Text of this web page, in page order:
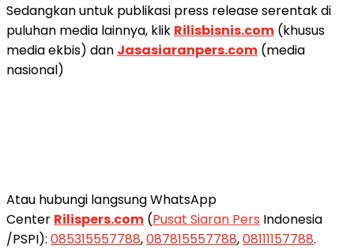
Sedangkan untuk publikasi press release serentak di
puluhan media lainnya, klik Rilisbisnis.com (khusus
media ekbis) dan Jasasiaranpers.com (media
nasional)
Atau hubungi langsung WhatsApp
Center Rilispers.com (Pusat Siaran Pers Indonesia
/PSPI): 085315557788,087815557788,08111157788.